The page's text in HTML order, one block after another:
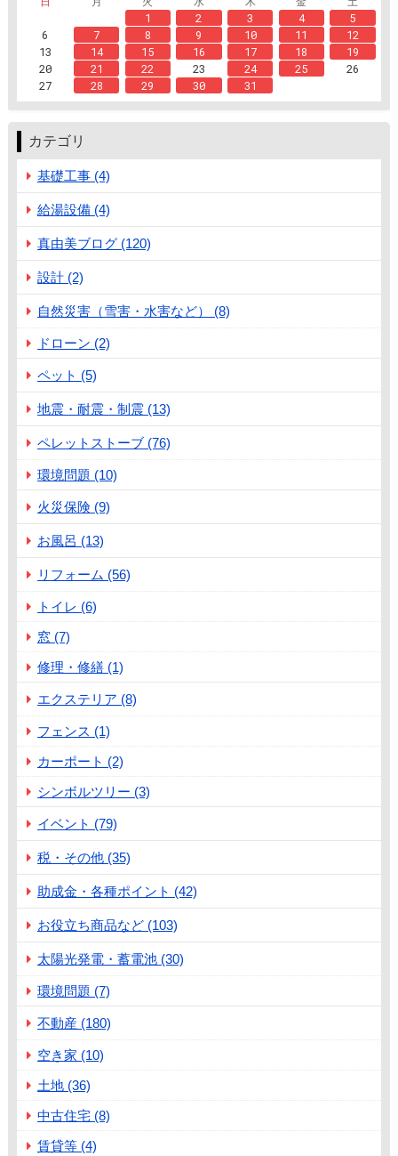
1
2 3 4
5
6
7 8 9 10 11
12
13
14 15 16 17 18
19
20
21 22 23 24 25
26
27
28 29 30 31
カテゴリ
基礎工事 (4)
給湯設備 (4)
真由美ブログ (120)
設計 (2)
自然災害（雪害・水害など） (8)
ドローン (2)
ペット (5)
地震・耐震・制震 (13)
ペレットストーブ (76)
環境問題 (10)
火災保険 (9)
お風呂 (13)
リフォーム (56)
トイレ (6)
窓 (7)
修理・修繕 (1)
エクステリア (8)
フェンス (1)
カーポート (2)
シンボルツリー (3)
イベント (79)
税・その他 (35)
助成金・各種ポイント (42)
お役立ち商品など (103)
太陽光発電・蓄電池 (30)
環境問題 (7)
不動産 (180)
空き家 (10)
土地 (36)
中古住宅 (8)
賃貸等 (4)